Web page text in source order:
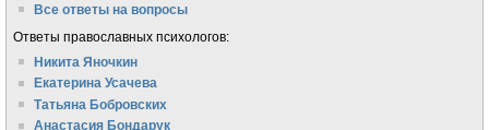
Все ответы на вопросы
Ответы православных психологов:
Никита Яночкин
Екатерина Усачева
Татьяна Бобровских
Анастасия Бондарук